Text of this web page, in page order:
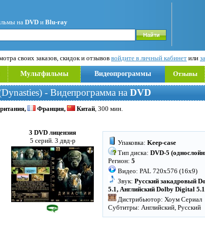
на DVD и Blu-ray
своих заказов, скидок и отзывов войдите в личный кабинет или
Мультфильмы Видеопрограммы Отзывы
- Видепрограмма на DVD
Франция, Китай, 300 мин.
3 DVD лицензия
5 серий. 3 двд-р
Упаковка: Keep-case
Тип диска: DVD-5
Регион: 5
Видео: PAL 720x576 (16x9)
Звук: Русский закадровый
5.1, Английский Dolby Digital 5.1
Дистрибьютор: Хоум Сериал
Субтитры: Английский, Русский